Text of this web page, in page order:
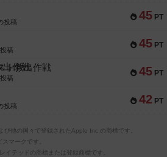
45 PT
投稿
45 PT
稿
45 PT
ト救出作戦
稿
42 PT
投稿
他の国々で登録されたApple Inc.の商標です。
マークです。
イテッドの商標または登録商標です。